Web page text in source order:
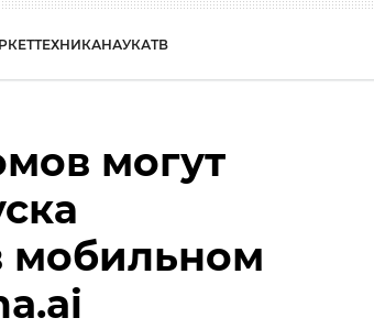
ТЕХНИКАНАУКАТВ
могут
мобильном